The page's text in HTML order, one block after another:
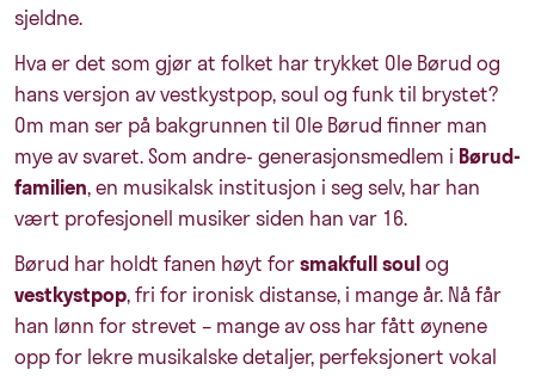
sjeldne.
Hva er det som gjør at folket har trykket Ole Børud og
hans versjon av vestkystpop, soul og funk til brystet?
Om man ser på bakgrunnen til Ole Børud finner man
mye av svaret. Som andre- generasjonsmedlem i Børud-
familien, en musikalsk institusjon i seg selv, har han
vært profesjonell musiker siden han var 16.
Børud har holdt fanen høyt forsmakfull soulog
vestkystpop, fri for ironisk distanse, i mange år. Nå får
han lønn for strevet – mange av oss har fått øynene
opp for lekre musikalske detaljer, perfeksjonert vokal